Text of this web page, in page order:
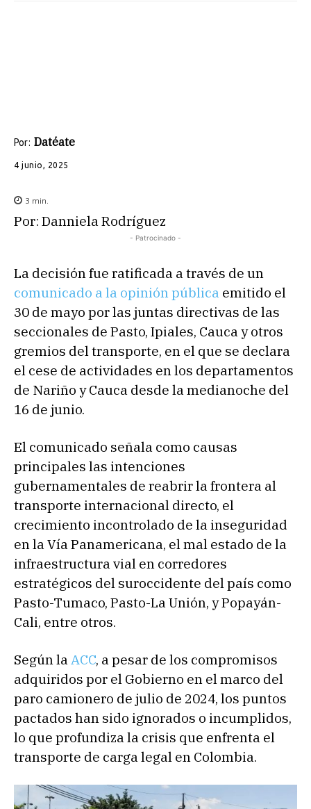
Por: Datéate
4 junio, 2025
3 min.
Por: Danniela Rodríguez
- Patrocinado -
La decisión fue ratificada a través de un
comunicado a la opinión pública emitido el
30 de mayo por las juntas directivas de las
seccionales de Pasto, Ipiales, Cauca y otros
gremios del transporte, en el que se declara
el cese de actividades en los departamentos
de Nariño y Cauca desde la medianoche del
16 de junio.
El comunicado señala como causas
principales las intenciones
gubernamentales de reabrir la frontera al
transporte internacional directo, el
crecimiento incontrolado de la inseguridad
en la Vía Panamericana, el mal estado de la
infraestructura vial en corredores
estratégicos del suroccidente del país como
Pasto-Tumaco, Pasto-La Unión, y Popayán-
Cali, entre otros.
Según la ACC, a pesar de los compromisos
adquiridos por el Gobierno en el marco del
paro camionero de julio de 2024, los puntos
pactados han sido ignorados o incumplidos,
lo que profundiza la crisis que enfrenta el
transporte de carga legal en Colombia.